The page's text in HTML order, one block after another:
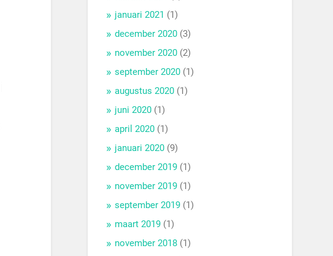
januari 2021 (1)
december 2020 (3)
november 2020 (2)
september 2020 (1)
augustus 2020 (1)
juni 2020 (1)
april 2020 (1)
januari 2020 (9)
december 2019 (1)
november 2019 (1)
september 2019 (1)
maart 2019 (1)
november 2018 (1)